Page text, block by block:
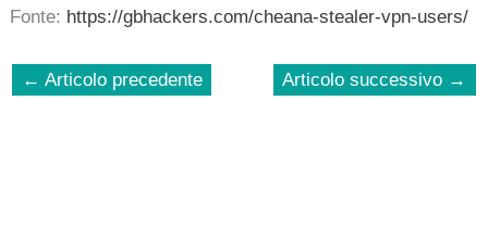
Fonte: https://gbhackers.com/cheana-stealer-vpn-users/
← Articolo precedente Articolo successivo →